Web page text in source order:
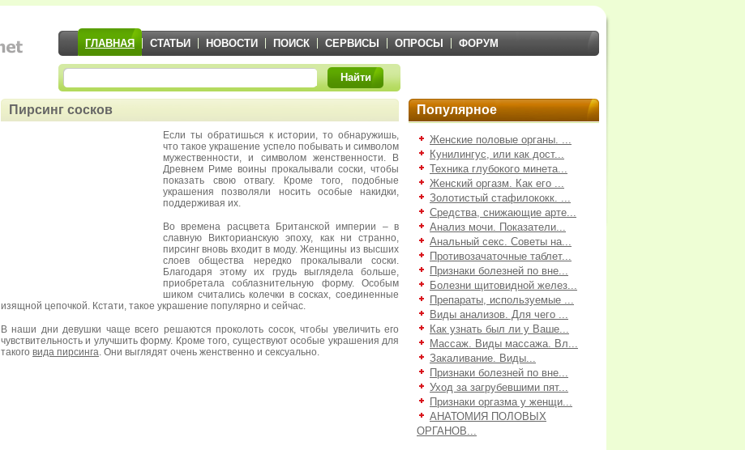
ГЛАВНАЯ СТАТЬИ НОВОСТИ ПОИСК СЕРВИСЫ ОПРОСЫ ФОРУМ
Найти
Пирсинг сосков
Если ты обратишься к истории, то обнаружишь,
что такое украшение успело побывать и символом
мужественности, и символом женственности. В
Древнем Риме воины прокалывали соски, чтобы
показать свою отвагу. Кроме того, подобные
украшения позволяли носить особые накидки,
поддерживая их.
Во времена расцвета Британской империи – в
славную Викторианскую эпоху, как ни странно,
пирсинг вновь входит в моду. Женщины из высших
слоев общества нередко прокалывали соски.
Благодаря этому их грудь выглядела больше,
приобретала соблазнительную форму. Особым
шиком считались колечки в сосках, соединенные
изящной цепочкой. Кстати, такое украшение популярно и сейчас.
В наши дни девушки чаще всего решаются проколоть сосок, чтобы увеличить его
чувствительность и улучшить форму. Кроме того, существуют особые украшения для
такого вида пирсинга. Они выглядят очень женственно и сексуально.
Популярное
Женские половые органы. ...
Кунилингус, или как дост...
Техника глубокого минета...
Женский оргазм. Как его ...
Золотистый стафилококк. ...
Средства, снижающие арте...
Анализ мочи. Показатели...
Анальный секс. Советы на...
Противозачаточные таблет...
Признаки болезней по вне...
Болезни щитовидной желез...
Препараты, используемые ...
Виды анализов. Для чего ...
Как узнать был ли у Ваше...
Массаж. Виды массажа. Вл...
Закаливание. Виды...
Признаки болезней по вне...
Уход за загрубевшими пят...
Признаки оргазма у женщи...
АНАТОМИЯ ПОЛОВЫХ
ОРГАНОВ...